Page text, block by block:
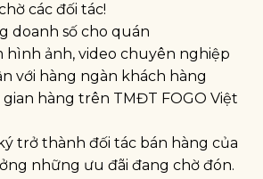
các đối tác!
doanh số cho quán
hình ảnh, video chuyên nghiệp
với hàng ngàn khách hàng
hàng trên TMĐT FOGO Việt
trở thành đối tác bán hàng của
những ưu đãi đang chờ đón.